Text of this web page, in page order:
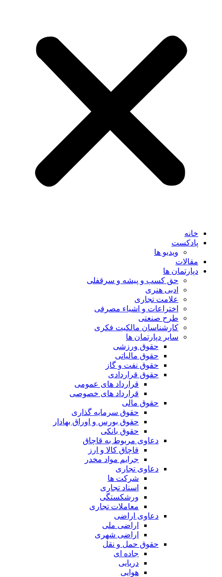
خانه
پادکست
ویدیو ها
مقالات
دپارتمان ها
حق کسب و پیشه و سرقفلی
ادبی هنری
علامت تجاری
اختراعات و اشیاء مصرفی
طرح صنعتی
کارشناسان مالکیت فکری
سایر دپارتمان ها
حقوق ورزشی
حقوق مالیاتی
حقوق نفت و گاز
حقوق قراردادی
قرارداد های عمومی
قرارداد های خصوصی
حقوق مالی
حقوق سرمایه گذاری
حقوق بورس و اوراق بهادار
حقوق بانکی
دعاوی مربوط به قاچاق
قاچاق کالا و ارز
جرایم مواد مخدر
دعاوی تجاری
شرکت ها
اسناد تجاری
ورشکستگی
معاملات تجاری
دعاوی اراضی
اراضی ملی
اراضی شهری
حقوق حمل و نقل
جاده ای
دریایی
هوایی